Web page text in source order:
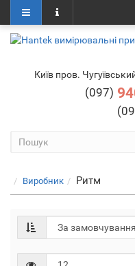
Київ пров.
(097)
Виробник Ритм